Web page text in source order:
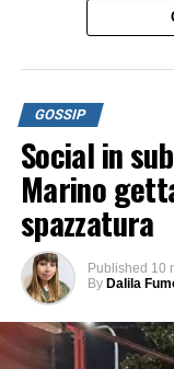
GOSSIP
Social in
Marino
spazzatura
Published 10
By Dalila